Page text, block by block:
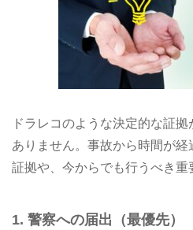
ドラレコのような決定的な証
ありません。事故から時間が
証拠や、今からでも行うべき重
1. 警察への届出（最優先）